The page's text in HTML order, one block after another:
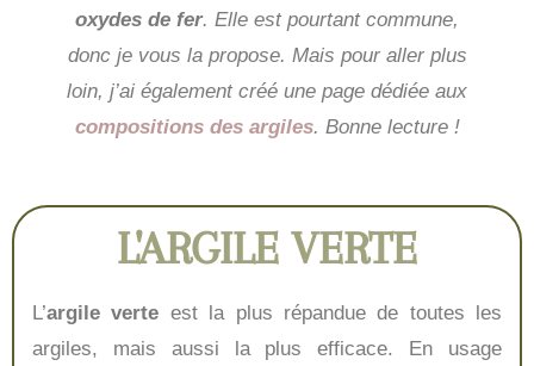
oxydes de fer. Elle est pourtant commune,
donc je vous la propose. Mais pour aller plus
loin, j’ai également créé une page dédiée aux
compositions des argiles. Bonne lecture !
L'ARGILE VERTE
L’argile verte est la plus répandue de toutes les
argiles, mais aussi la plus efficace. En usage